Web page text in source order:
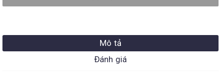
Mô tả
Đánh giá